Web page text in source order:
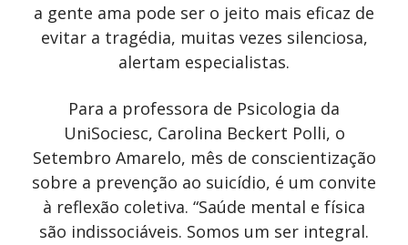
a gente ama pode ser o jeito mais eficaz de
evitar a tragédia, muitas vezes silenciosa,
alertam especialistas.
Para a professora de Psicologia da
UniSociesc, Carolina Beckert Polli, o
Setembro Amarelo, mês de conscientização
sobre a prevenção ao suicídio, é um convite
à reflexão coletiva. “Saúde mental e física
são indissociáveis. Somos um ser integral.